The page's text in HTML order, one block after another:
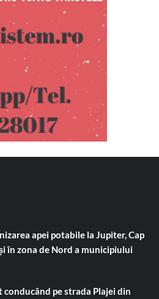
apei potabile la Jupiter, Cap
în zona de Nord a municipiului
pe strada Plajei din